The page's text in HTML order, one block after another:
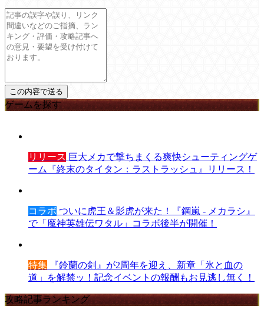
ゲームを探す
リリース 巨大メカで撃ちまくる爽快シューティングゲ
ーム『終末のタイタン：ラストラッシュ』リリース！
コラボ ついに虎王＆影虎が来た！『鋼嵐 - メカラシ』
で「魔神英雄伝ワタル」コラボ後半が開催！
特集 『鈴蘭の剣』が2周年を迎え、新章「氷と血の
道」を解禁ッ！記念イベントの報酬もお見逃し無く！
攻略記事ランキング